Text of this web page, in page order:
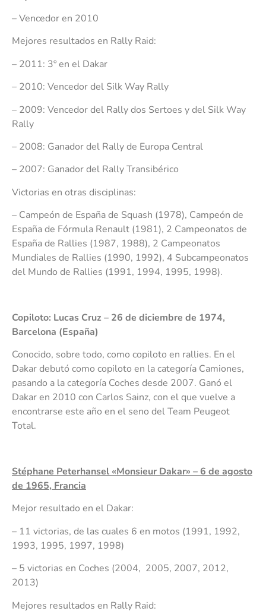
– Vencedor en 2010
Mejores resultados en Rally Raid:
– 2011: 3º en el Dakar
– 2010: Vencedor del Silk Way Rally
– 2009: Vencedor del Rally dos Sertoes y del Silk Way
Rally
– 2008: Ganador del Rally de Europa Central
– 2007: Ganador del Rally Transibérico
Victorias en otras disciplinas:
– Campeón de España de Squash (1978), Campeón de
España de Fórmula Renault (1981), 2 Campeonatos de
España de Rallies (1987, 1988), 2 Campeonatos
Mundiales de Rallies (1990, 1992), 4 Subcampeonatos
del Mundo de Rallies (1991, 1994, 1995, 1998).
Copiloto: Lucas Cruz – 26 de diciembre de 1974,
Barcelona (España)
Conocido, sobre todo, como copiloto en rallies. En el
Dakar debutó como copiloto en la categoría Camiones,
pasando a la categoría Coches desde 2007. Ganó el
Dakar en 2010 con Carlos Sainz, con el que vuelve a
encontrarse este año en el seno del Team Peugeot
Total.
Stéphane Peterhansel «Monsieur Dakar» – 6 de agosto
de 1965, Francia
Mejor resultado en el Dakar:
– 11 victorias, de las cuales 6 en motos (1991, 1992,
1993, 1995, 1997, 1998)
– 5 victorias en Coches (2004, 2005, 2007, 2012,
2013)
Mejores resultados en Rally Raid: